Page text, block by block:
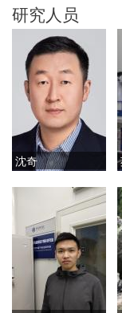
研究人员
沈奇